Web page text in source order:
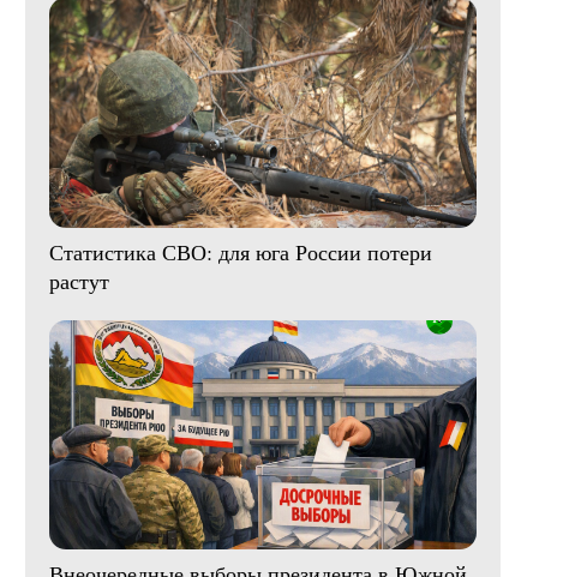
Статистика СВО: для юга России потери
растут